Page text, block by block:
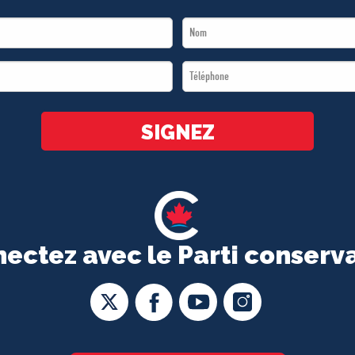
avec le Parti
Last
Name
Téléphone
*
SIGNEZ